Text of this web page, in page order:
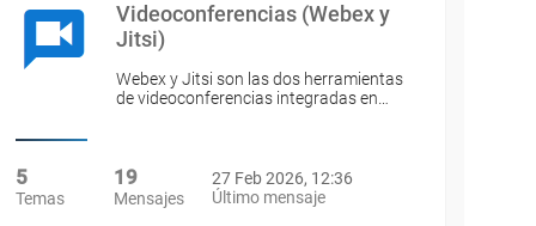
Videoconferencias (Webex y
Jitsi)
Webex y Jitsi son las dos herramientas
de videoconferencias integradas en…
5
Temas
19
Mensajes
27 Feb 2026, 12:36
Último mensaje